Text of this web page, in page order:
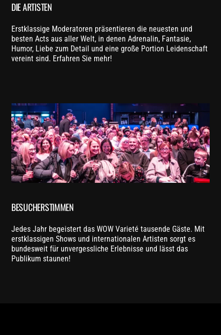
DIE ARTISTEN
Erstklassige Moderatoren präsentieren die neuesten und
besten Acts aus aller Welt, in denen Adrenalin, Fantasie,
Humor, Liebe zum Detail und eine große Portion Leidenschaft
vereint sind. Erfahren Sie mehr!
BESUCHERSTIMMEN
Jedes Jahr begeistert das WOW Varieté tausende Gäste. Mit
erstklassigen Shows und internationalen Artisten sorgt es
bundesweit für unvergessliche Erlebnisse und lässt das
Publikum staunen!